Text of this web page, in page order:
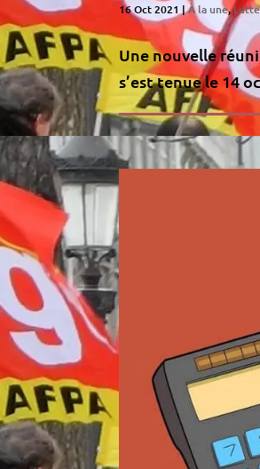
16 Oct 2021|À la une,
Une nouvelle
s’est tenue le 14